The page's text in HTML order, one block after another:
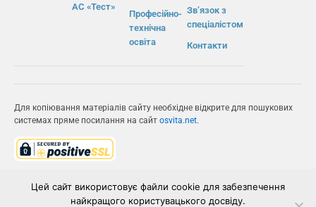
АС «Тест»
Професійно-
технічна
освіта
Зв’язок з
спеціалістом
Контакти
Для копіювання матеріалів сайту необхідне відкрите для пошукових
системах пряме посилання на сайт osvita.net.
Цей сайт використовує файли cookie для забезпечення
найкращого користувацького досвіду.